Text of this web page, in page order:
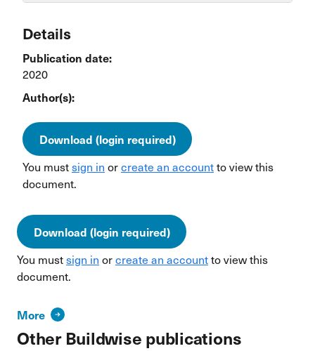
Details
Publication date:
2020
Author(s):
Download (login required)
You mustsign in orcreate an accountto view this
document.
Download (login required)
You mustsign in orcreate an accountto view this
document.
More
Other Buildwise publications